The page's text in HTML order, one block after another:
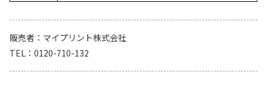
販売者
マイプリント株式会社
TEL
0120-710-132